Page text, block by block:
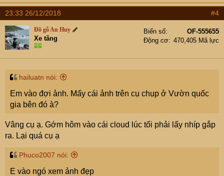
23:33 26/12/2018 #4
Đồ gỗ An Huy
Xe tăng
Biển số
OF-555655
Động cơ
470,405 Mã lực
hailuatn nói:
Em vào đợi ảnh. Mấy cái ảnh trên cụ chụp ở Vườn quốc
gia bên đó à?
Vâng cụ ạ. Gớm hôm vào cái cloud lúc tối phải lấy nhíp gắp
ra. Lại quá cụ ạ
Phuco2007 nói:
E vào ngó xem ảnh đẹp